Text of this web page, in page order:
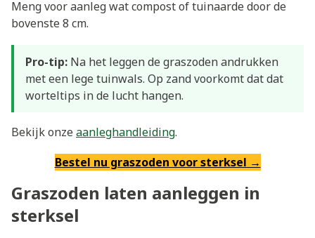
Meng voor aanleg wat compost of tuinaarde door de
bovenste 8 cm.
Pro-tip: Na het leggen de graszoden andrukken
met een lege tuinwals. Op zand voorkomt dat dat
worteltips in de lucht hangen.
Bekijk onzeaanleghandleiding.
Bestel nu graszoden voor sterksel →
Graszoden laten aanleggen in
sterksel